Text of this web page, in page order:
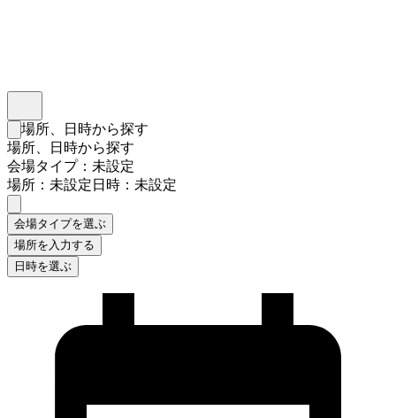
検索フォームを閉じる
場所、日時から探す
場所、日時から探す
会場タイプ：未設定
場所：未設定日時：未設定
会場タイプを選ぶ
場所を入力する
日時を選ぶ